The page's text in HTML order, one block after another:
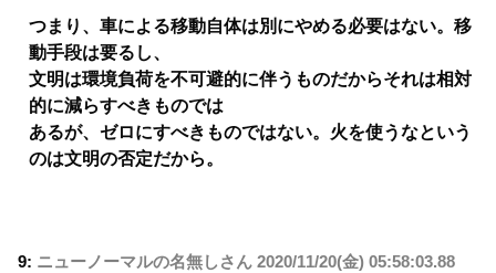
つまり、車による移動自体は別にやめる必要はない。移
動手段は要るし、
文明は環境負荷を不可避的に伴うものだからそれは相対
的に減らすべきものでは
あるが、ゼロにすべきものではない。火を使うなという
のは文明の否定だから。
9: ニューノーマルの名無しさん 2020/11/20(金) 05:58:03.88